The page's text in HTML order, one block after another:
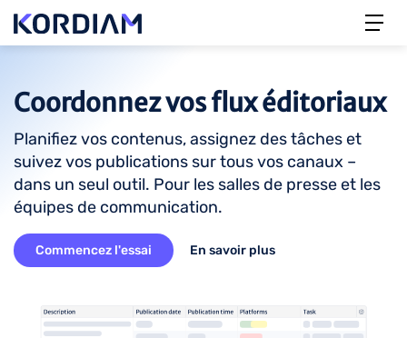
Coordonnez vos flux éditoriaux
Planifiez vos contenus, assignez des tâches et
suivez vos publications sur tous vos canaux –
dans un seul outil. Pour les salles de presse et les
équipes de communication.
Commencez l'essai En savoir plus
Image